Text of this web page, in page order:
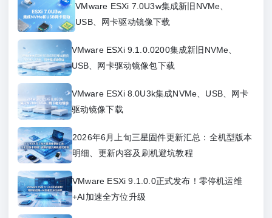
VMware ESXi 7.0U3w集成新旧NVMe、
USB、网卡驱动镜像下载
VMware ESXi 9.1.0.0200集成新旧NVMe、
USB、网卡驱动镜像包下载
VMware ESXi 8.0U3k集成NVMe、USB、网卡
驱动镜像下载
2026年6月上旬三星固件更新汇总：全机型版本
明细、更新内容及刷机避坑教程
VMware ESXi 9.1.0.0正式发布！零停机运维
+AI加速全方位升级